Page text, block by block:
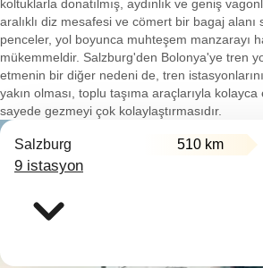
koltuklarla donatılmış, aydınlık ve geniş
aralıklı diz mesafesi ve cömert bir bagaj
penceler, yol boyunca muhteşem manzarayı
mükemmeldir. Salzburg'den Bolonya'ye tren
etmenin bir diğer nedeni de, tren
yakın olması, toplu taşıma araçlarıyla
sayede gezmeyi çok kolaylaştırmasıdır.
Salzburg 510 km
9 istasyon